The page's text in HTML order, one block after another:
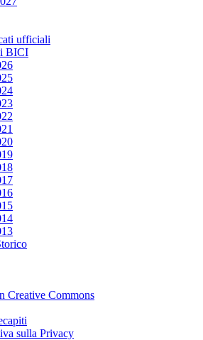
ufficiali
BICI
Creative Commons
sulla Privacy